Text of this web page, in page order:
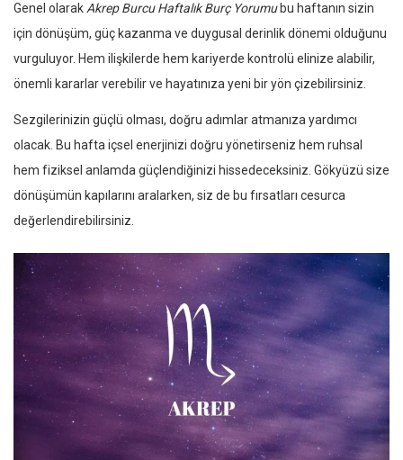
Genel olarakAkrep Burcu Haftalık Burç Yorumubu haftanın sizin
için dönüşüm, güç kazanma ve duygusal derinlik dönemi olduğunu
vurguluyor. Hem ilişkilerde hem kariyerde kontrolü elinize alabilir,
önemli kararlar verebilir ve hayatınıza yeni bir yön çizebilirsiniz.
Sezgilerinizin güçlü olması, doğru adımlar atmanıza yardımcı
olacak. Bu hafta içsel enerjinizi doğru yönetirseniz hem ruhsal
hem fiziksel anlamda güçlendiğinizi hissedeceksiniz. Gökyüzü size
dönüşümün kapılarını aralarken, siz de bu fırsatları cesurca
değerlendirebilirsiniz.